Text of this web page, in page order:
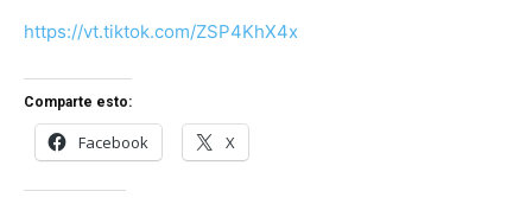
https://vt.tiktok.com/ZSP4KhX4x
Comparte esto:
Facebook X